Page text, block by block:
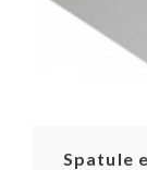
Spatule